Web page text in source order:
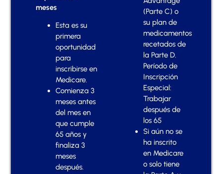
meses
Esta es su
primera
oportunidad
para
inscribirse en
Medicare.
Comienza 3
meses antes
del mes en
que cumple
65 años y
finaliza 3
meses
después.
(Parte C) o
su plan de
medicamentos
recetados de
la Parte D.
Período de
Inscripción
Especial:
Trabajar
después de
los 65
Si aún no se
ha inscrito
en Medicare
o solo tiene